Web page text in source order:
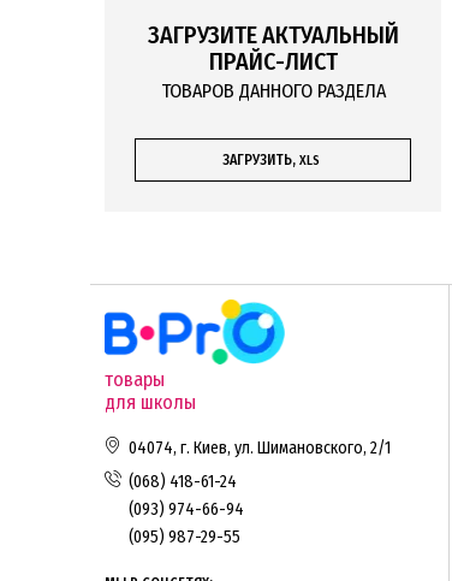
ЗАГРУЗИТЕ АКТУАЛЬНЫЙ
ПРАЙС-ЛИСТ
ТОВАРОВ ДАННОГО РАЗДЕЛА
ЗАГРУЗИТЬ, XLS
товары
для школы
04074, г. Киев, ул. Шимановского, 2/1
(068) 418-61-24
(093) 974-66-94
(095) 987-29-55